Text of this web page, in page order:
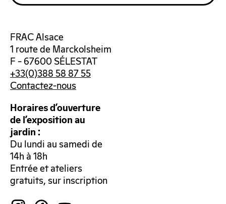
FRAC Alsace
1 route de Marckolsheim
F – 67600 SÉLESTAT
+33(0)388 58 87 55
Contactez-nous
Horaires d’ouverture
de l’exposition au
jardin :
Du lundi au samedi de
14h à 18h
Entrée et ateliers
gratuits, sur inscription